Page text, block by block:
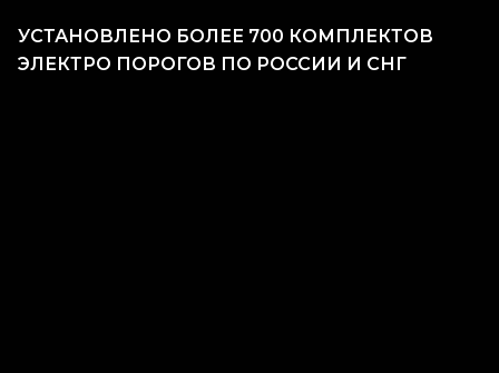
УСТАНОВЛЕНО БОЛЕЕ 700 КОМПЛЕКТОВ
ЭЛЕКТРО ПОРОГОВ ПО РОССИИ И СНГ